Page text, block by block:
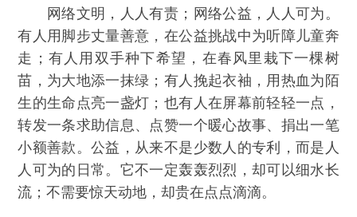
网络文明，人人有责；网络公益，人人可为。
有人用脚步丈量善意，在公益挑战中为听障儿童奔
走；有人用双手种下希望，在春风里栽下一棵树
苗，为大地添一抹绿；有人挽起衣袖，用热血为陌
生的生命点亮一盏灯；也有人在屏幕前轻轻一点，
转发一条求助信息、点赞一个暖心故事、捐出一笔
小额善款。公益，从来不是少数人的专利，而是人
人可为的日常。它不一定轰轰烈烈，却可以细水长
流；不需要惊天动地，却贵在点点滴滴。